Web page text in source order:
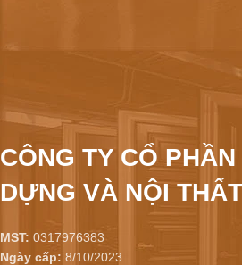
CÔNG TY CỔ
DỰNG VÀ NỘI
MST: 0317976383
Ngày cấp: 8/10/2023